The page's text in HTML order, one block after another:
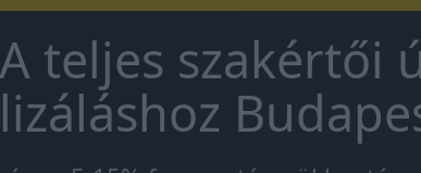
teljes szakértői